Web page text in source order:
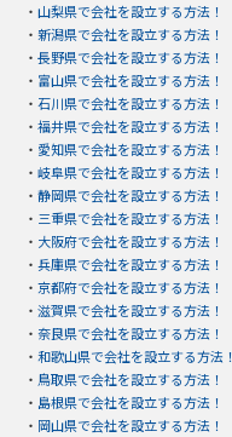
・ 山梨県で会社を設立する方法！
・ 新潟県で会社を設立する方法！
・ 長野県で会社を設立する方法！
・ 富山県で会社を設立する方法！
・ 石川県で会社を設立する方法！
・ 福井県で会社を設立する方法！
・ 愛知県で会社を設立する方法！
・ 岐阜県で会社を設立する方法！
・ 静岡県で会社を設立する方法！
・ 三重県で会社を設立する方法！
・ 大阪府で会社を設立する方法！
・ 兵庫県で会社を設立する方法！
・ 京都府で会社を設立する方法！
・ 滋賀県で会社を設立する方法！
・ 奈良県で会社を設立する方法！
・ 和歌山県で会社を設立する方法！
・ 鳥取県で会社を設立する方法！
・ 島根県で会社を設立する方法！
・ 岡山県で会社を設立する方法！